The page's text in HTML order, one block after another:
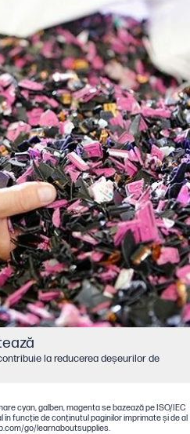
la reducerea deșeurilor de
cyan, galben, magenta se bazează pe ISO/IEC
funcţie de conţinutul paginilor imprimate şi de al
go/learnaboutsupplies.